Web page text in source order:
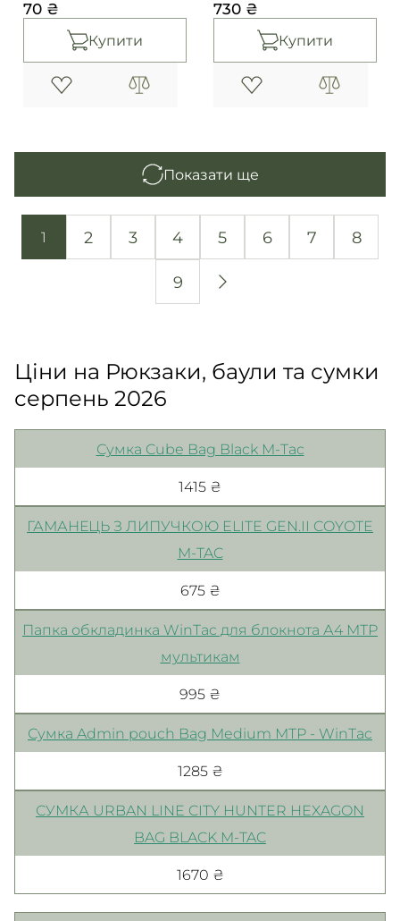
70 ₴
Купити
730 ₴
Купити
Показати ще
1 2 3 4 5 6 7 8
9
Ціни на Рюкзаки, баули та сумки
серпень 2026
Сумка Cube Bag Black M-Tac
1415 ₴
ГАМАНЕЦЬ З ЛИПУЧКОЮ ELITE GEN.II COYOTE
M-TAC
675 ₴
Папка обкладинка WinTac для блокнота А4 MТР
мультикам
995 ₴
Сумка Admin pouch Bag Medium МТР - WinTac
1285 ₴
СУМКА URBAN LINE CITY HUNTER HEXAGON
BAG BLACK M-TAC
1670 ₴